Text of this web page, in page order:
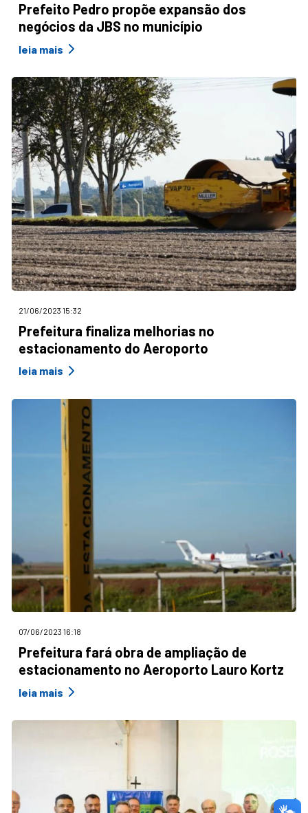
Prefeito Pedro propõe expansão dos
negócios da JBS no município
leia mais
21/06/2023 15:32
Prefeitura finaliza melhorias no
estacionamento do Aeroporto
leia mais
07/06/2023 16:18
Prefeitura fará obra de ampliação de
estacionamento no Aeroporto Lauro Kortz
leia mais